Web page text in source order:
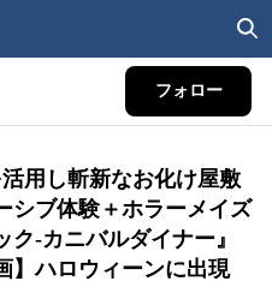
フォロー
用し斬新なお化け屋敷
シブ体験＋ホラーメイズ
-カニバルダイナー』
】ハロウィーンに出現